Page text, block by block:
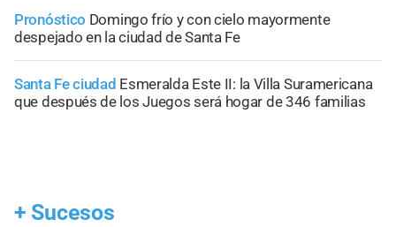
Pronóstico Domingo frío y con cielo mayormente
despejado en la ciudad de Santa Fe
Santa Fe ciudad Esmeralda Este II: la Villa Suramericana
que después de los Juegos será hogar de 346 familias
+ Sucesos